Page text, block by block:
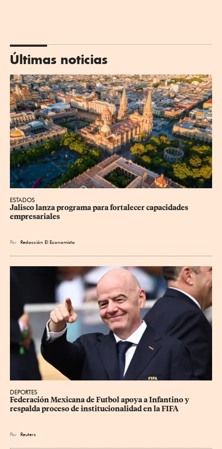
Últimas noticias
ESTADOS
Jalisco lanza programa para fortalecer capacidades
empresariales
Por Redacción El Economista
DEPORTES
Federación Mexicana de Futbol apoya a Infantino y
respalda proceso de institucionalidad en la FIFA
Por Reuters